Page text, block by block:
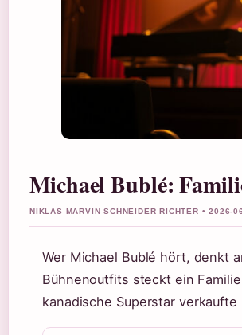
Michael Bublé:
NIKLAS MARVIN SCHNEIDER RICHTER • 2026-
Wer Michael Bublé hört, denkt
Bühnenoutfits steckt ein
kanadische Superstar